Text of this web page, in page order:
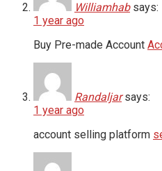
Williamhab says:
1 year ago
Buy Pre-made Account
Randaljar says:
1 year ago
account selling platform